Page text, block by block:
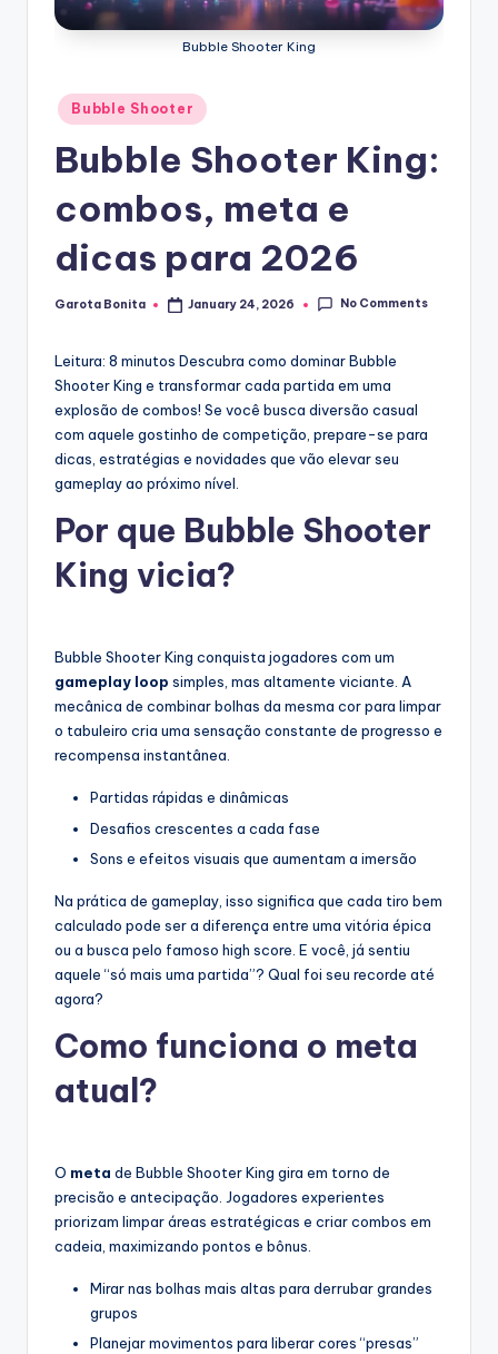
Bubble Shooter King
Posted
in
Bubble Shooter
Bubble Shooter King:
combos, meta e
dicas para 2026
Posted
Garota Bonita January 24, 2026 No Comments
Leitura: 8 minutos Descubra como dominar Bubble
Shooter King e transformar cada partida em uma
explosão de combos! Se você busca diversão casual
com aquele gostinho de competição, prepare-se para
dicas, estratégias e novidades que vão elevar seu
gameplay ao próximo nível.
Por que Bubble Shooter
King vicia?
Bubble Shooter King conquista jogadores com um
gameplay loop simples, mas altamente viciante. A
mecânica de combinar bolhas da mesma cor para limpar
o tabuleiro cria uma sensação constante de progresso e
recompensa instantânea.
Partidas rápidas e dinâmicas
Desafios crescentes a cada fase
Sons e efeitos visuais que aumentam a imersão
Na prática de gameplay, isso significa que cada tiro bem
calculado pode ser a diferença entre uma vitória épica
ou a busca pelo famoso high score. E você, já sentiu
aquele “só mais uma partida”? Qual foi seu recorde até
agora?
Como funciona o meta
atual?
O meta de Bubble Shooter King gira em torno de
precisão e antecipação. Jogadores experientes
priorizam limpar áreas estratégicas e criar combos em
cadeia, maximizando pontos e bônus.
Mirar nas bolhas mais altas para derrubar grandes
grupos
Planejar movimentos para liberar cores “presas”